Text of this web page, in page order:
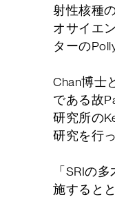
射性核種
オサイエ
ターの
Chan博士
である故
研究所の
研究を行
「SRIの
施すると